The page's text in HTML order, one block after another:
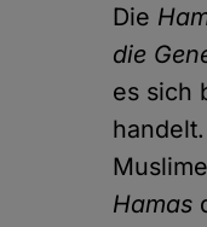
Die
die
es sich
Hamas